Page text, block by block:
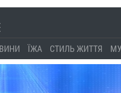
ЇЖА СТИЛЬ ЖИТТЯ